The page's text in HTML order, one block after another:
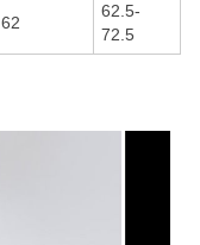
62
62.5-
72.5